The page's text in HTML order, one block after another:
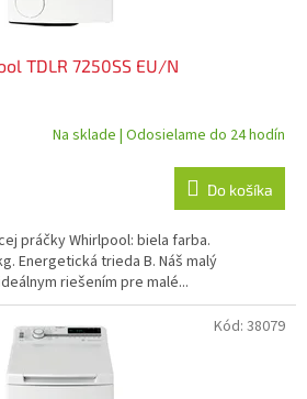
TDLR 7250SS EU/N
Na sklade | Odosielame do 24 hodín
Do košíka
práčky Whirlpool: biela farba.
Energetická trieda B. Náš malý
riešením pre malé...
Kód: 38079